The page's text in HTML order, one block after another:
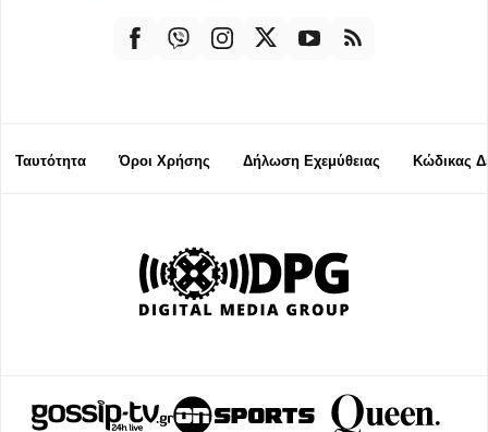
Ταυτότητα Όροι Χρήσης Δήλωση Εχεμύθειας Κώδικας